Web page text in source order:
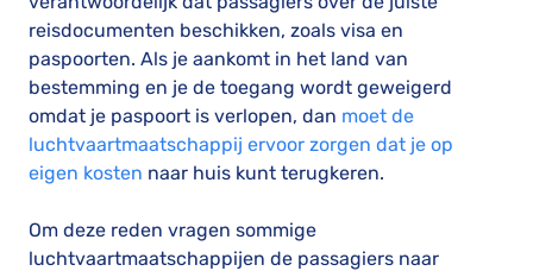
reisdocumenten beschikken, zoals visa en
paspoorten. Als je aankomt in het land van
bestemming en je de toegang wordt geweigerd
omdat je paspoort is verlopen, dan moet de
luchtvaartmaatschappij ervoor zorgen dat je op
eigen kosten naar huis kunt terugkeren.
Om deze reden vragen sommige
luchtvaartmaatschappijen de passagiers naar